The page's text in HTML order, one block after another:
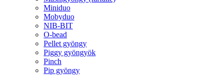
Miniduo
Mobyduo
NIB-BIT
O-bead
Pellet gyöngy
Piggy gyöngyök
Pinch
Pip gyöngy